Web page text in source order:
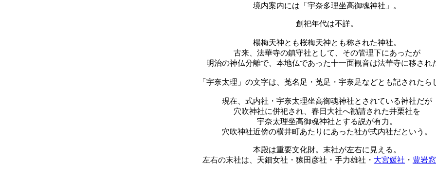
境内案内には「宇奈多理坐高御魂神社」。
創祀年代は不詳。
楊梅天神とも桜梅天神とも称された神社。
古来、法華寺の鎮守社として、その管理下にあったが
明治の神仏分離で、本地仏であった十一面観音は法華寺に移され
「宇奈太理」の文字は、菟名足・菟足・宇奈足などとも記されたら
現在、式内社・宇奈太理坐高御魂神社とされている神社だが
穴吹神社に併祀され、春日大社へ勧請された井栗社を
宇奈太理坐高御魂神社とする説が有力。
穴吹神社近傍の横井町あたりにあった社が式内社だという。
本殿は重要文化財。末社が左右に見える。
左右の末社は、天鈿女社・猿田彦社・手力雄社・ 大宮媛社 ・ 豊岩